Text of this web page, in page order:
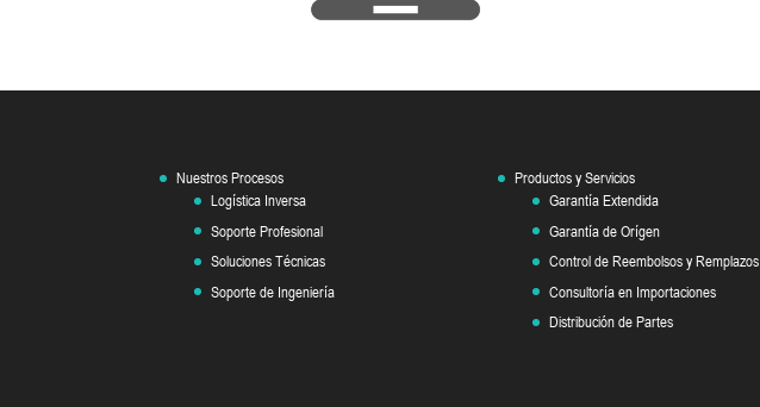
Nuestros Procesos
Logística Inversa
Soporte Profesional
Soluciones Técnicas
Soporte de Ingeniería
Productos y Servicios
Garantía Extendida
Garantía de Orígen
Control de Reembolsos y Remplazos
Consultoría en Importaciones
Distribución de Partes